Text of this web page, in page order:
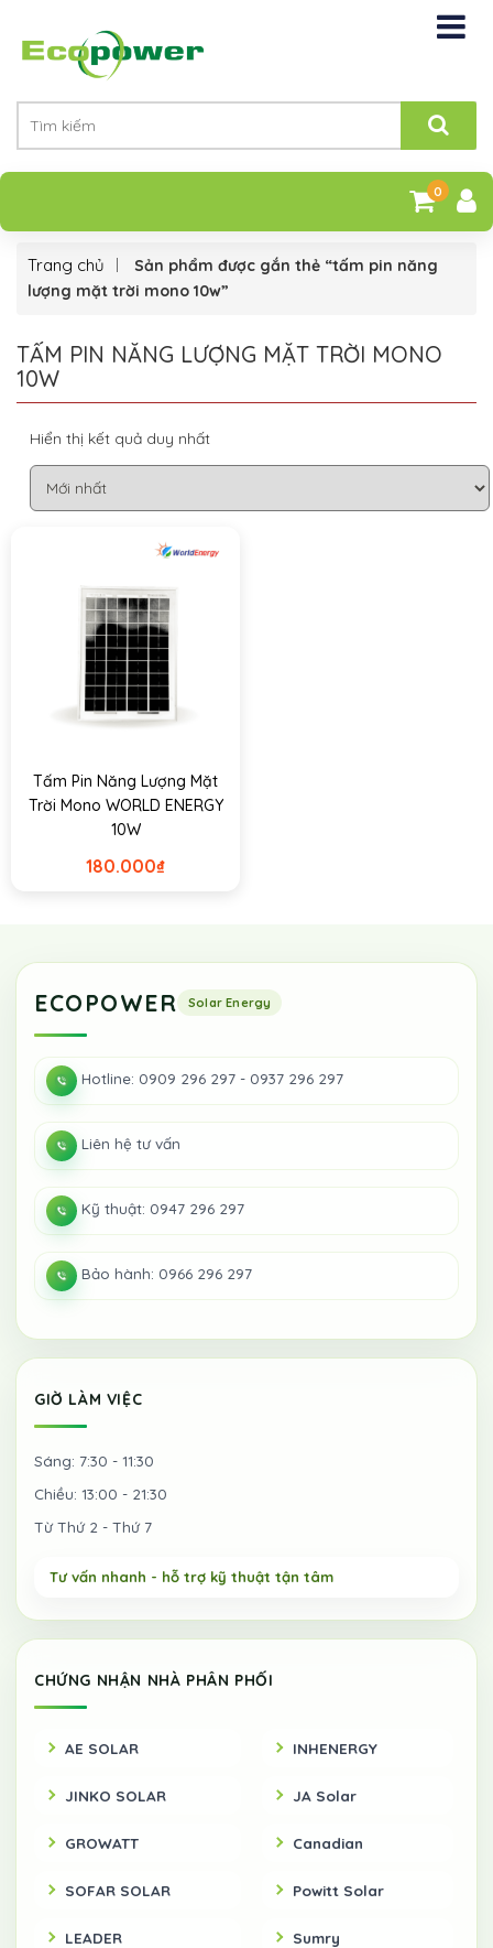
0
Trang chủ
Sản phẩm được gắn thẻ “tấm pin năng
lượng mặt trời mono 10w”
TẤM PIN NĂNG LƯỢNG MẶT TRỜI MONO
10W
Hiển thị kết quả duy nhất
Tấm Pin Năng Lượng Mặt
Trời Mono WORLD ENERGY
10W
₫
180.000
ECOPOWER
Hotline: 0909 296 297 - 0937 296 297
Liên hệ tư vấn
Kỹ thuật: 0947 296 297
Bảo hành: 0966 296 297
GIỜ LÀM VIỆC
Sáng: 7:30 - 11:30
Chiều: 13:00 - 21:30
Từ Thứ 2 - Thứ 7
CHỨNG NHẬN NHÀ PHÂN PHỐI
AE SOLAR
JINKO SOLAR
GROWATT
SOFAR SOLAR
LEADER
INHENERGY
JA Solar
Canadian
Powitt Solar
Sumry